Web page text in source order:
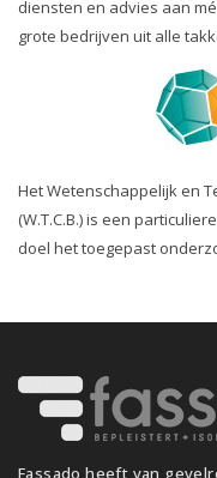
diensten en advies aan
grote bedrijven uit alle
Het Wetenschappelijk en
(W.T.C.B.) is een
doel het toegepast
Fassado heeft van